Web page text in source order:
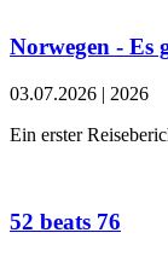
Norwegen - Es
03.07.2026 | 2026
Ein erster
52 beats 76